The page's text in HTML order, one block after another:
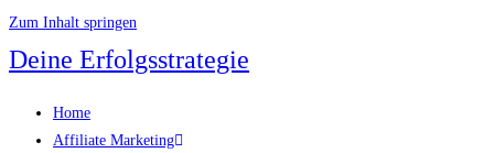
Zum Inhalt springen
Deine Erfolgsstrategie
Home
Affiliate Marketing